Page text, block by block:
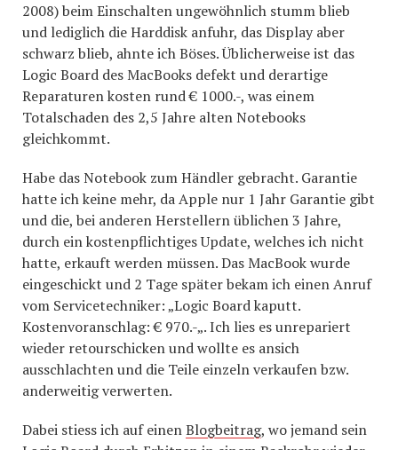
2008) beim Einschalten ungewöhnlich stumm blieb
und lediglich die Harddisk anfuhr, das Display aber
schwarz blieb, ahnte ich Böses. Üblicherweise ist das
Logic Board des MacBooks defekt und derartige
Reparaturen kosten rund € 1000.-, was einem
Totalschaden des 2,5 Jahre alten Notebooks
gleichkommt.
Habe das Notebook zum Händler gebracht. Garantie
hatte ich keine mehr, da Apple nur 1 Jahr Garantie gibt
und die, bei anderen Herstellern üblichen 3 Jahre,
durch ein kostenpflichtiges Update, welches ich nicht
hatte, erkauft werden müssen. Das MacBook wurde
eingeschickt und 2 Tage später bekam ich einen Anruf
vom Servicetechniker: „Logic Board kaputt.
Kostenvoranschlag: € 970.-„. Ich lies es unrepariert
wieder retourschicken und wollte es ansich
ausschlachten und die Teile einzeln verkaufen bzw.
anderweitig verwerten.
Dabei stiess ich auf einenBlogbeitrag, wo jemand sein